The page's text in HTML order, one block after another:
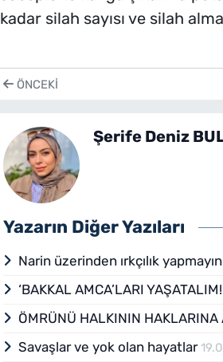
kadar silah sayısı ve silah
ÖNCEKI
Şerife Deniz
Yazarın Diğer Yazıları
Narin üzerinden ırkçılık
‘BAKKAL AMCA’LARI YAŞATALIM!
ÖMRÜNÜ HALKININ HAKLARINA
Savaşlar ve yok olan hayatlar